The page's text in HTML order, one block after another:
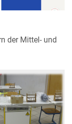
der Mittel- und